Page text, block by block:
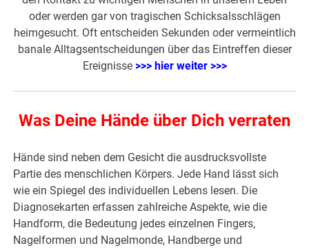
oder werden gar von tragischen Schicksalsschlägen
heimgesucht. Oft entscheiden Sekunden oder vermeintlich
banale Alltagsentscheidungen über das Eintreffen dieser
Ereignisse >>> hier weiter >>>
Was Deine Hände über Dich verraten
Hände sind neben dem Gesicht die ausdrucksvollste
Partie des menschlichen Körpers. Jede Hand lässt sich
wie ein Spiegel des individuellen Lebens lesen. Die
Diagnosekarten erfassen zahlreiche Aspekte, wie die
Handform, die Bedeutung jedes einzelnen Fingers,
Nagelformen und Nagelmonde, Handberge und